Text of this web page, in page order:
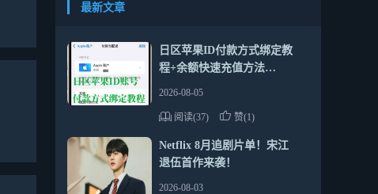
最新文章
日区苹果ID付款方式绑定教
程+余额快速充值方法
2026-08-05
阅读(37) 赞(1)
Netflix 8月追剧片单！宋江
退伍首作来袭！
2026-08-03